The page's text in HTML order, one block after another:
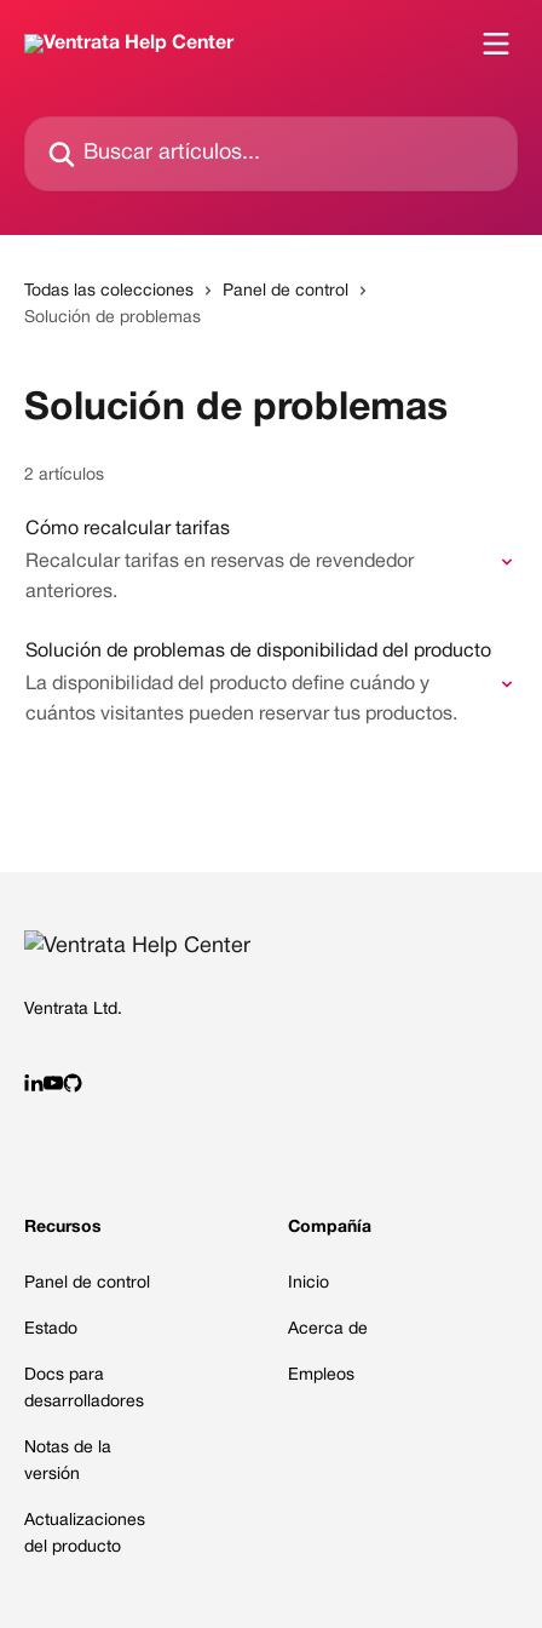
Buscar artículos...
Todas las colecciones
Panel de control
Solución de problemas
Solución de problemas
2 artículos
Cómo recalcular tarifas
Recalcular tarifas en reservas de revendedor
anteriores.
Solución de problemas de disponibilidad del producto
La disponibilidad del producto define cuándo y
cuántos visitantes pueden reservar tus productos.
Ventrata Ltd.
Recursos
Panel de control
Estado
Docs para
desarrolladores
Notas de la
versión
Actualizaciones
del producto
Compañía
Inicio
Acerca de
Empleos